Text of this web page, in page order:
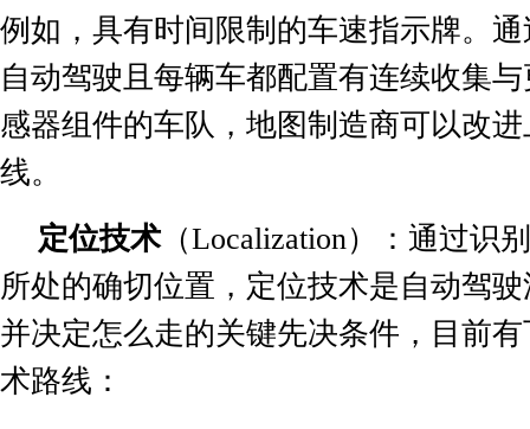
例如，具有时间限制的车速指示牌。
自动驾驶且每辆车都配置有连续收集
感器组件的车队，地图制造商可以改
线。
定位技术（Localization）：通过识
所处的确切位置，定位技术是自动驾
并决定怎么走的关键先决条件，目前
术路线：